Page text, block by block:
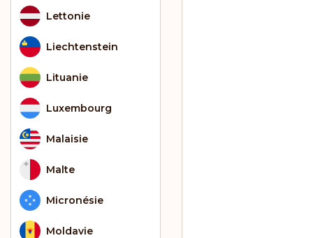
Lettonie
Liechtenstein
Lituanie
Luxembourg
Malaisie
Malte
Micronésie
Moldavie